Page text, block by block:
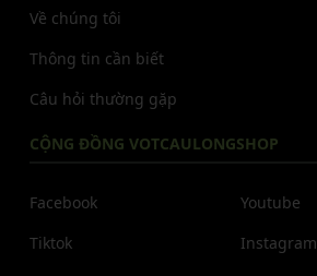
Về chúng tôi
Thông tin cần biết
Câu hỏi thường gặp
CỘNG ĐỒNG VOTCAULONGSHOP
Facebook
Tiktok
Youtube
Instagram